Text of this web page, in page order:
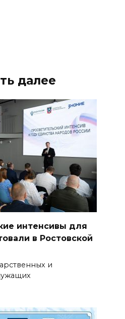
далее
интенсивы для
в Ростовской
и